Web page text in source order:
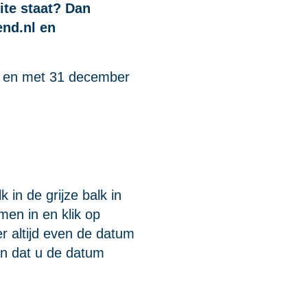
staat? Dan
en
met 31 december
in de grijze balk in
in en klik op
altijd even de datum
dat u de datum